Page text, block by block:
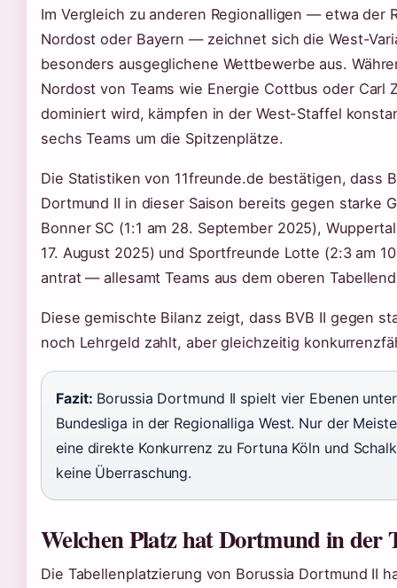
Im Vergleich zu anderen Regionalligen — etwa der
Nordost oder Bayern — zeichnet sich die West-
besonders ausgeglichene Wettbewerbe aus.
Nordost von Teams wie Energie Cottbus oder Carl
dominiert wird, kämpfen in der West-Staffel
sechs Teams um die Spitzenplätze.
Die Statistiken von 11freunde.de bestätigen, dass
Dortmund II in dieser Saison bereits gegen starke
Bonner SC (1:1 am 28. September 2025),
17. August 2025) und Sportfreunde Lotte (2:3 am
antrat — allesamt Teams aus dem oberen
Diese gemischte Bilanz zeigt, dass BVB II gegen
noch Lehrgeld zahlt, aber gleichzeitig
Fazit: Borussia Dortmund II spielt vier Ebenen
Bundesliga in der Regionalliga West. Nur der
eine direkte Konkurrenz zu Fortuna Köln und
keine Überraschung.
Welchen Platz hat Dortmund in der
Die Tabellenplatzierung von Borussia Dortmund II